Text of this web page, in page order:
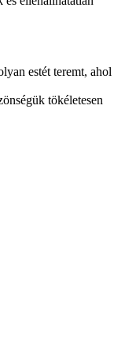
estét teremt, ahol
tökéletesen